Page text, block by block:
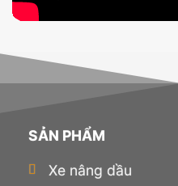
SẢN PHẨM
Xe nâng dầu